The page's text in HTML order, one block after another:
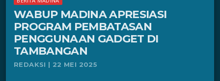
WABUP MADINA APRESIASI
PROGRAM PEMBATASAN
PENGGUNAAN GADGET DI
TAMBANGAN
REDAKSI | 22 MEI 2025